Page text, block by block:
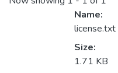
Name:
license.txt
Size:
1.71 KB